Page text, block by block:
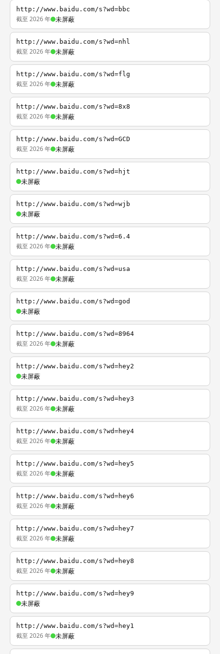
http://www.baidu.com/s?wd=bbc
截至 2026 年 未屏蔽
http://www.baidu.com/s?wd=nhl
截至 2026 年 未屏蔽
http://www.baidu.com/s?wd=flg
截至 2026 年 未屏蔽
http://www.baidu.com/s?wd=8x8
截至 2026 年 未屏蔽
http://www.baidu.com/s?wd=GCD
截至 2026 年 未屏蔽
http://www.baidu.com/s?wd=hjt
未屏蔽
http://www.baidu.com/s?wd=wjb
未屏蔽
http://www.baidu.com/s?wd=6.4
截至 2026 年 未屏蔽
http://www.baidu.com/s?wd=usa
截至 2026 年 未屏蔽
http://www.baidu.com/s?wd=god
未屏蔽
http://www.baidu.com/s?wd=8964
截至 2026 年 未屏蔽
http://www.baidu.com/s?wd=hey2
未屏蔽
http://www.baidu.com/s?wd=hey3
截至 2026 年 未屏蔽
http://www.baidu.com/s?wd=hey4
截至 2026 年 未屏蔽
http://www.baidu.com/s?wd=hey5
截至 2026 年 未屏蔽
http://www.baidu.com/s?wd=hey6
截至 2026 年 未屏蔽
http://www.baidu.com/s?wd=hey7
截至 2026 年 未屏蔽
http://www.baidu.com/s?wd=hey8
截至 2026 年 未屏蔽
http://www.baidu.com/s?wd=hey9
未屏蔽
http://www.baidu.com/s?wd=hey1
截至 2026 年 未屏蔽